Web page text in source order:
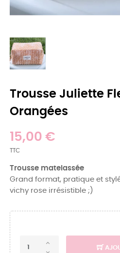
Trousse Juliette
Orangées
15,00 €
TTC
Trousse matelassée
Grand format, pratique et
vichy rose irrésistible ;)